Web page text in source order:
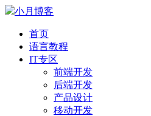
小月博客
首页
语言教程
IT专区
前端开发
后端开发
产品设计
移动开发